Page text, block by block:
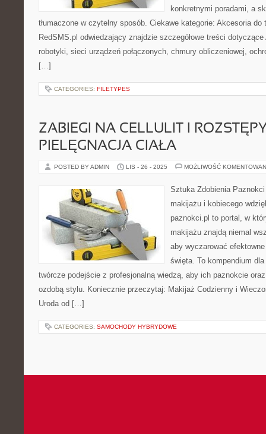
konkretnymi poradami, a
tłumaczone w czytelny sposób. Ciekawe kategorie: Akcesoria do
RedSMS.pl odwiedzający znajdzie szczegółowe treści
robotyki, sieci urządzeń połączonych, chmury obliczeniowej,
[…]
CATEGORIES: FILETYPES
ZABIEGI NA CELLULIT I
PIELĘGNACJA CIAŁA
POSTED BY ADMIN LIS - 26 - 2025 MOŻLIWOŚĆ
Sztuka Zdobienia
makijażu i kobiecego
paznokci.pl to portal, w
makijażu znajdą niemal
aby wyczarować
święta. To kompendium
twórcze podejście z profesjonalną wiedzą, aby ich paznokcie
ozdobą stylu. Koniecznie przeczytaj: Makijaż Codzienny i
Uroda od […]
CATEGORIES: SAMOCHODY HYBRYDOWE